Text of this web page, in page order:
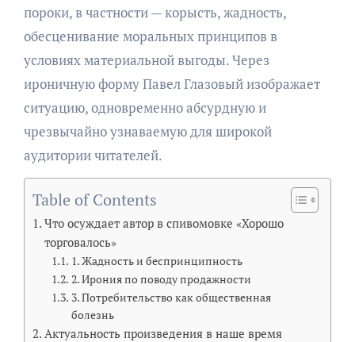
пороки, в частности — корысть, жадность,
обесценивание моральных принципов в
условиях материальной выгоды. Через
ироничную форму Павел Глазовый изображает
ситуацию, одновременно абсурдную и
чрезвычайно узнаваемую для широкой
аудитории читателей.
Table of Contents
Что осуждает автор в спивомовке «Хорошо
торговалось»
1. Жадность и беспринципность
2. Ирония по поводу продажности
3. Потребительство как общественная
болезнь
Актуальность произведения в наше время